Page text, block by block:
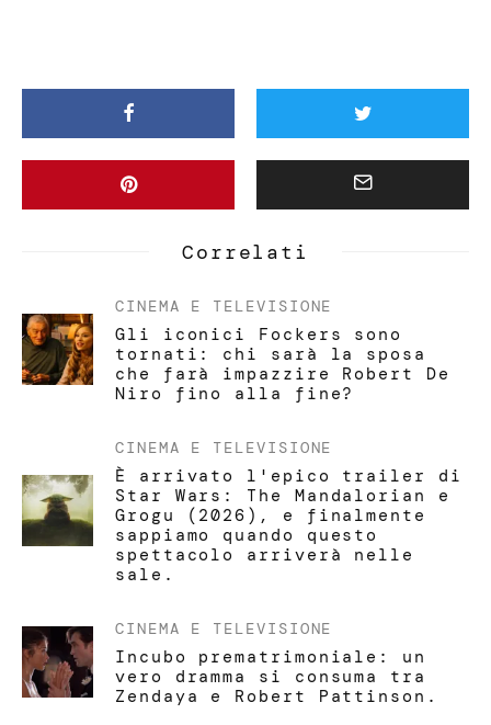
Correlati
CINEMA E TELEVISIONE
Gli iconici Fockers sono
tornati: chi sarà la sposa
che farà impazzire Robert De
Niro fino alla fine?
CINEMA E TELEVISIONE
È arrivato l'epico trailer di
Star Wars: The Mandalorian e
Grogu (2026), e finalmente
sappiamo quando questo
spettacolo arriverà nelle
sale.
CINEMA E TELEVISIONE
Incubo prematrimoniale: un
vero dramma si consuma tra
Zendaya e Robert Pattinson.